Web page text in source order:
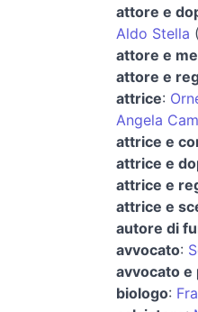
attore e
Aldo Stella (
attore e
attore e
attrice:
Angela
attrice e
attrice e
attrice e
attrice e
autore di
avvocato:
avvocato e
biologo: